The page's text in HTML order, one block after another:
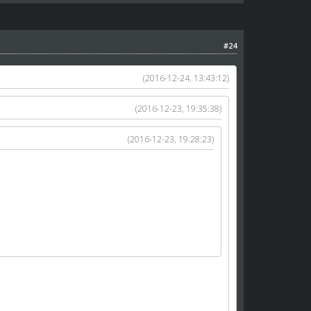
#24
(2016-12-24, 13:43:12)
(2016-12-23, 19:35:38)
(2016-12-23, 19:28:23)